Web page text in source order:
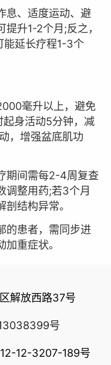
、适度运动、避
升1-2个月;反之，
能延长疗程1-3个
毫升以上，避免
起身活动5分钟，减
，增强盆底肌功
间需每2-4周复查
调整用药;若3个月
结构异常。
患者，需同步进
重症状。
解放西路37号
号
12-3207-189号